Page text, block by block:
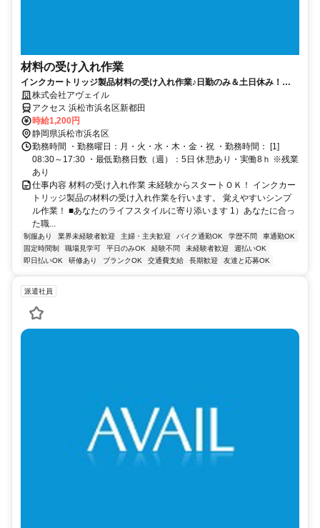
材料の受け入れ作業
インクカートリッジ製品材料の受け入れ作業♪日勤のみ＆土日休み！
【20代～50代の男女活躍中】
株式会社アヴェイル
アクセス 浜松市浜名区新都田
時給1,200円
静岡県浜松市浜名区
勤務時間 ・勤務曜日：月・火・水・木・金・祝 ・勤務時間： [1]
08:30～17:30 ・最低勤務日数（週）：5日 休憩あり・実働8ｈ ※残業
あり
仕事内容 材料の受け入れ作業 未経験からスタートＯＫ！ インクカー
トリッジ製品の材料の受け入れ作業を行います。 覚えやすいシンプ
ル作業！ ■あなたのライフスタイルに寄り添います 1）あなたに合っ
た職...
制服あり 業界未経験者歓迎 主婦・主夫歓迎 バイク通勤OK 学歴不問
車通勤OK
固定時間制
職場見学可 平日のみOK 経験不問 未経験者歓迎
週払いOK
即日払いOK
研修あり ブランクOK 交通費支給 長期歓迎 友達と応募OK
派遣社員